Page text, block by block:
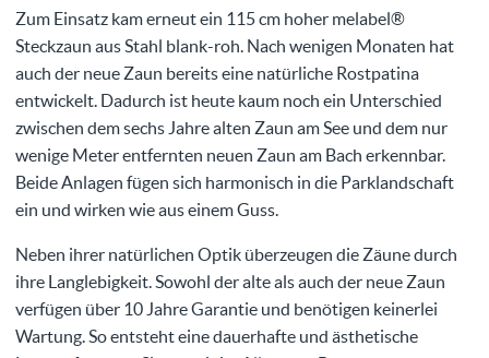
Zum Einsatz kam erneut ein 115 cm hoher melabel®
Steckzaun aus Stahl blank-roh. Nach wenigen Monaten hat
auch der neue Zaun bereits eine natürliche Rostpatina
entwickelt. Dadurch ist heute kaum noch ein Unterschied
zwischen dem sechs Jahre alten Zaun am See und dem nur
wenige Meter entfernten neuen Zaun am Bach erkennbar.
Beide Anlagen fügen sich harmonisch in die Parklandschaft
ein und wirken wie aus einem Guss.
Neben ihrer natürlichen Optik überzeugen die Zäune durch
ihre Langlebigkeit. Sowohl der alte als auch der neue Zaun
verfügen über 10 Jahre Garantie und benötigen keinerlei
Wartung. So entsteht eine dauerhafte und ästhetische